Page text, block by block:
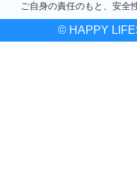
ご自身の責任のもと、安全
© HAPPY